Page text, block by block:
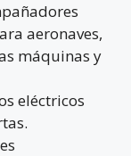
aeronaves,
máquinas y
eléctricos